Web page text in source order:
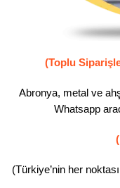
(Toplu
Abronya, metal ve
Whatsapp
(Türkiye’nin her